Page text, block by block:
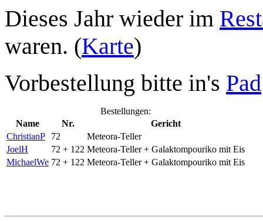
Dieses Jahr wieder im
waren. (Karte)
Vorbestellung bitte in's Pad
Bestellungen:
Name
Nr.
Gericht
ChristianP
72
Meteora-Teller
JoelH
72 + 122 Meteora-Teller + Galaktompouriko mit Eis
MichaelWe 72 + 122 Meteora-Teller + Galaktompouriko mit Eis